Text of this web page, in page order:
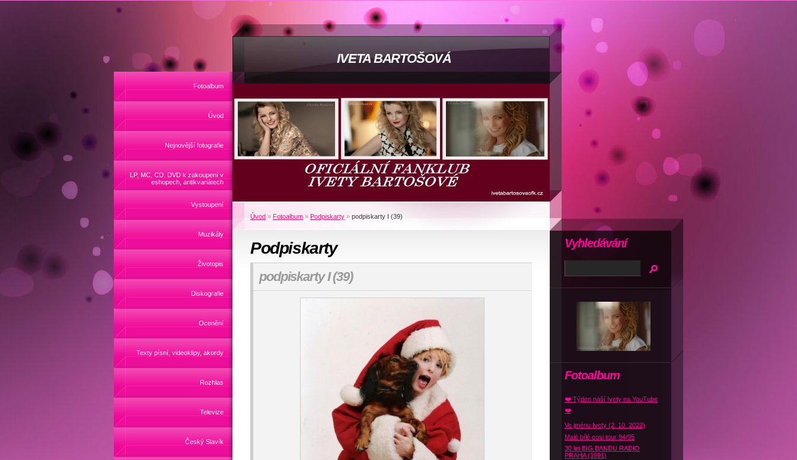
IVETA BARTOŠOVÁ
Fotoalbum
Úvod
Nejnovější fotografie
LP, MC, CD, DVD k zakoupení v
eshopech, antikvariátech
Vystoupení
Muzikály
Životopis
Diskografie
Ocenění
Texty písní, videoklipy, akordy
Rozhlas
Televize
Český Slavík
Úvod » Fotoalbum » Podpiskarty » podpiskarty I (39)
Podpiskarty
podpiskarty I (39)
Fotoalbum
❤️ Týden naší Ivety na YouTube
❤️
Ve jménu Ivety (2. 10. 2022)
Malé bílé cosi tour 94/95
30 let BIG BANDU RADIO
PRAHA (1991)
Vyhledávání